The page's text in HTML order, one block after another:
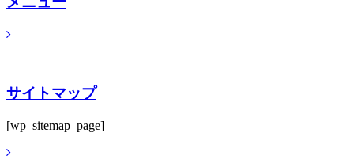
サイトマップ
[wp_sitemap_page]